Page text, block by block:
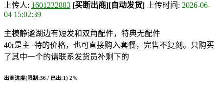
上传人: 1601232883 [买断出商][自动发货] 上传时间: 2026-06-
04 15:02:39
主模静谧湖边有短发和双角配件，特典无配件
40r是主+特的价格，也可直接购入套餐，完售不复刻。只购买
了其中一个的请联系发货员补剩下的
出商进度(限制:36 / 已出:1) 2%